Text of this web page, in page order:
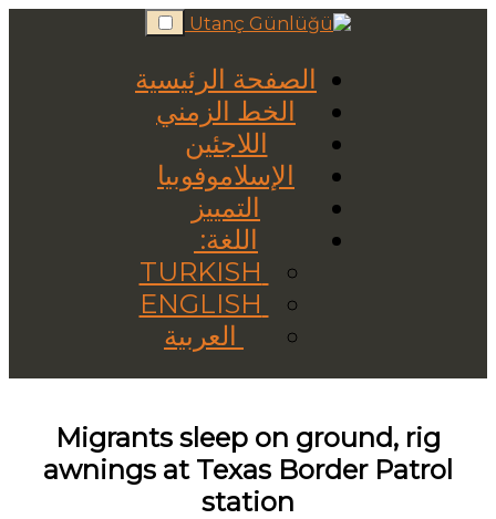
Skip
to
الصفحة الرئيسية
الخط الزمني
اللاجئين
الإسلاموفوبيا
التمييز
اللغة:
العربية
Migrants sleep on ground, rig
awnings at Texas Border Patrol
station